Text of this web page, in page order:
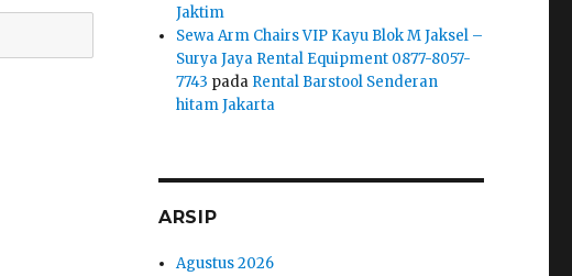
Jaktim
Sewa Arm Chairs VIP Kayu Blok M Jaksel –
Surya Jaya Rental Equipment 0877-8057-
7743 pada Rental Barstool Senderan
hitam Jakarta
ARSIP
Agustus 2026